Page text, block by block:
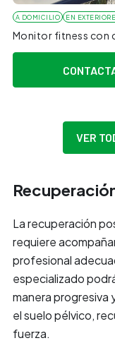
A DOMICILIO EN
Monitor fitness con
VER
La recuperación
requiere
profesional
especializado
manera
el suelo pélvico,
fuerza.